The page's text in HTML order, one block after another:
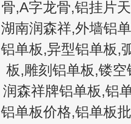
骨,A字龙骨,铝挂片
湖南润森祥,外墙铝
铝单板,异型铝单板,
板,雕刻铝单板,镂
润森祥牌铝单板,铝
铝单板价格,铝单板